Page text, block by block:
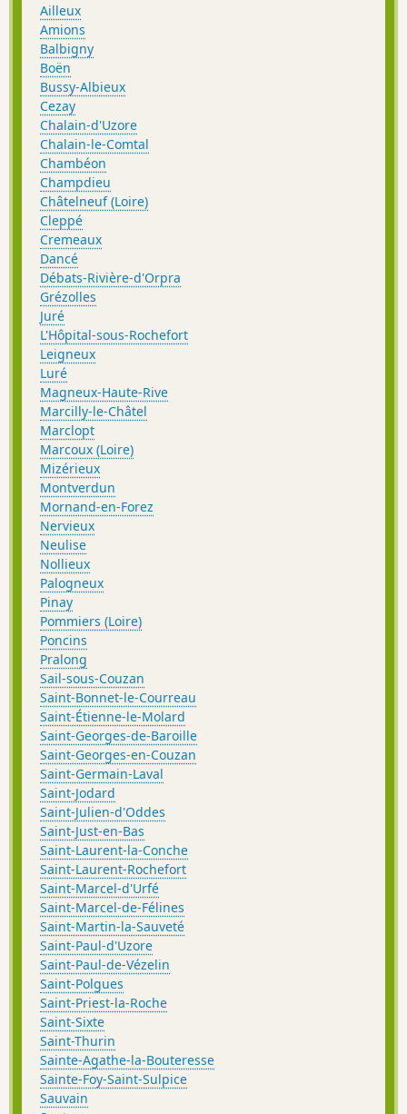
Ailleux
Amions
Balbigny
Boën
Bussy-Albieux
Cezay
Chalain-d'Uzore
Chalain-le-Comtal
Chambéon
Champdieu
Châtelneuf (Loire)
Cleppé
Cremeaux
Dancé
Débats-Rivière-d'Orpra
Grézolles
Juré
L'Hôpital-sous-Rochefort
Leigneux
Luré
Magneux-Haute-Rive
Marcilly-le-Châtel
Marclopt
Marcoux (Loire)
Mizérieux
Montverdun
Mornand-en-Forez
Nervieux
Neulise
Nollieux
Palogneux
Pinay
Pommiers (Loire)
Poncins
Pralong
Sail-sous-Couzan
Saint-Bonnet-le-Courreau
Saint-Étienne-le-Molard
Saint-Georges-de-Baroille
Saint-Georges-en-Couzan
Saint-Germain-Laval
Saint-Jodard
Saint-Julien-d'Oddes
Saint-Just-en-Bas
Saint-Laurent-la-Conche
Saint-Laurent-Rochefort
Saint-Marcel-d'Urfé
Saint-Marcel-de-Félines
Saint-Martin-la-Sauveté
Saint-Paul-d'Uzore
Saint-Paul-de-Vézelin
Saint-Polgues
Saint-Priest-la-Roche
Saint-Sixte
Saint-Thurin
Sainte-Agathe-la-Bouteresse
Sainte-Foy-Saint-Sulpice
Sauvain